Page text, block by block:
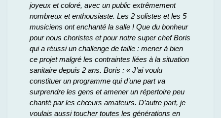
joyeux et coloré, avec un public extrêmement
nombreux et enthousiaste. Les 2 solistes et les 5
musiciens ont enchanté la salle ! Que du bonheur
pour nous choristes et pour notre super chef Boris
qui a réussi un challenge de taille : mener à bien
ce projet malgré les contraintes liées à la situation
sanitaire depuis 2 ans. Boris : « J’ai voulu
constituer un programme qui d’une part va
surprendre les gens et amener un répertoire peu
chanté par les chœurs amateurs. D’autre part, je
voulais aussi toucher toutes les générations en